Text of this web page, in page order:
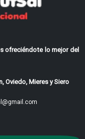
ofreciéndote lo mejor del
Oviedo, Mieres y Siero